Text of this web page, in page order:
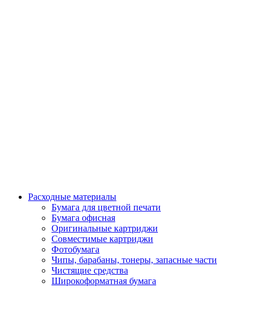
Расходные материалы
Бумага для цветной печати
Бумага офисная
Оригинальные картриджи
Совместимые картриджи
Фотобумага
Чипы, барабаны, тонеры, запасные части
Чистящие средства
Широкоформатная бумага